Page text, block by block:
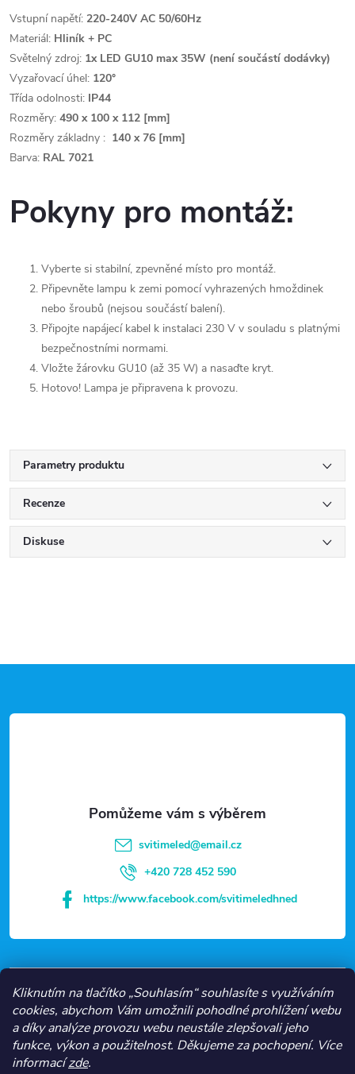
Kliknutím na tlačítko „Souhlasím“ souhlasíte s využíváním
cookies, abychom Vám umožnili pohodlné prohlížení webu
a díky analýze provozu webu neustále zlepšovali jeho
funkce, výkon a použitelnost. Děkujeme za pochopení. Více
informacízde.
Vstupní napětí: 220-240V AC 50/60Hz
Materiál: Hliník + PC
Světelný zdroj: 1x LED GU10 max 35W (není součástí dodávky)
Vyzařovací úhel: 120°
Třída odolnosti: IP44
Rozměry: 490 x 100 x 112 [mm]
Rozměry základny : 140 x 76 [mm]
Barva: RAL 7021
Pokyny pro montáž:
Vyberte si stabilní, zpevněné místo pro montáž.
Připevněte lampu k zemi pomocí vyhrazených hmoždinek
nebo šroubů (nejsou součástí balení).
Připojte napájecí kabel k instalaci 230 V v souladu s platnými
bezpečnostními normami.
Vložte žárovku GU10 (až 35 W) a nasaďte kryt.
Hotovo! Lampa je připravena k provozu.
Parametry produktu
Recenze
Diskuse
á
VŠE O NÁKUPU
NEJČASTĚJŠÍ KATEGORIE
svitimeled@email.cz
+420 728 452 590
https://www.facebook.com/svitimeledhned